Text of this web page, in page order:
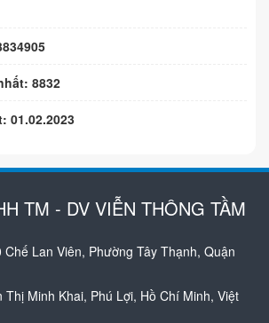
8832
01.02.2023
TM - DV VIỄN THÔNG TẦM
Chế Lan Viên, Phường Tây Thạnh, Quận
Thị Minh Khai, Phú Lợi, Hồ Chí Minh, Việt